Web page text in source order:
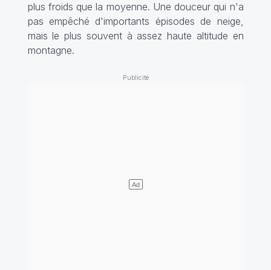
plus froids que la moyenne. Une douceur qui n'a
pas empêché d'importants épisodes de neige,
mais le plus souvent à assez haute altitude en
montagne.